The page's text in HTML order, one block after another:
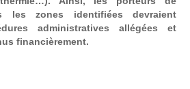
les zones identifiées devraient
administratives allégées et
financièrement.